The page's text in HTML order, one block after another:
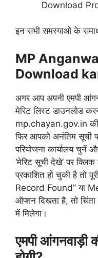
Download
इन सभी समस्याओ के
MP
Download
अगर आप अपनी एमपी
मेरिट लिस्ट डाउनलोड
mp.chayan.gov.in की
फिर आपको अनंतिम सूची
परियोजना कार्यालय
‘मेरिट सूची देखे’ पर
प्रकाशित हो चुकी है तो
Record Found” या
ऑप्शन दिखता है, तो
में मिलेगा।
एमपी आंगनवाड़ी